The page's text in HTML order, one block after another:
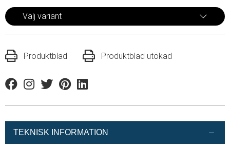
Välj variant
Produktblad Produktblad utökad
FacebookInstagram
TwitterPinterestLinkedin
TEKNISK INFORMATION